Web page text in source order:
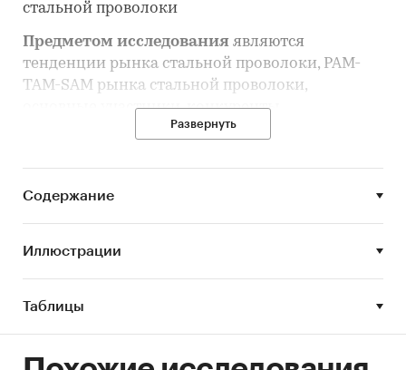
стальной проволоки
Предметом исследования являются
тенденции рынка стальной проволоки, PAM-
TAM-SAM рынка стальной проволоки,
основные участники, конкуренты,
сегментов или изучения отдельных его
сегментов.
География:
Цель исследования:
развития рынка стальной проволоки
Развернуть
Содержание
Иллюстрации
Таблицы